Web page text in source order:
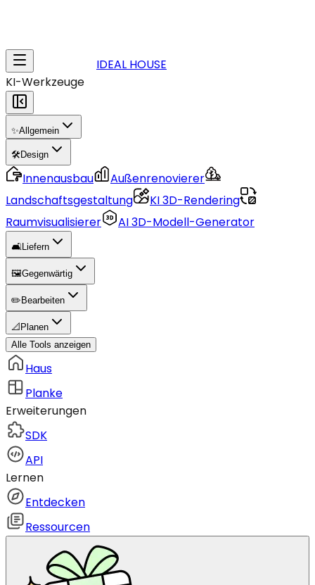
IDEAL HOUSE
KI-Werkzeuge
✨Allgemein
🛠️Design
Innenausbau
Außenrenovierer
Landschaftsgestaltung
KI 3D-Rendering
Raumvisualisierer
AI 3D-Modell-Generator
🛋️Liefern
🖼️Gegenwärtig
✏️ Bearbeiten
📐 Planen
Alle Tools anzeigen
Haus
Planke
Erweiterungen
SDK
API
Lernen
Entdecken
Ressourcen